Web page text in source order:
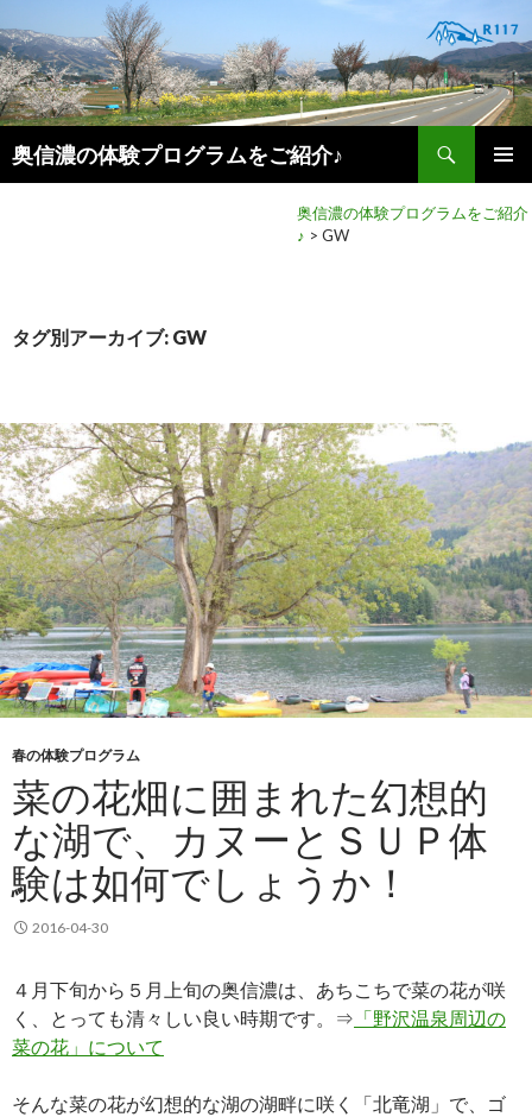
奥信濃の体験プログラムをご紹介♪
検
索
ニュー
移
動
奥信濃の体験プログラムをご紹介
♪ > GW
タグ別アーカイブ: GW
春の体験プログラム
菜の花畑に囲まれた幻想的
な湖で、カヌーとＳＵＰ体
験は如何でしょうか！
2016-04-30
４月下旬から５月上旬の奥信濃は、あちこちで菜の花が咲
く、とっても清々しい良い時期です。⇒ 「野沢温泉周辺の
菜の花」について
そんな菜の花が幻想的な湖の湖畔に咲く「北竜湖」で、ゴ